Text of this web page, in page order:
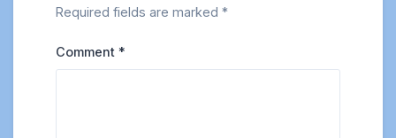
Required fields are marked *
Comment *